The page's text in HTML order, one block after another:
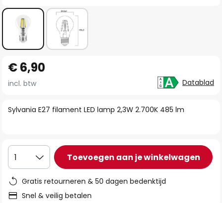
naar
het
van
gallerij
Sylvania E27 filament LED lamp 2,3W 2.700K 485 lm
€ 6,90
incl. btw Datablad
1 Toevoegen aan je winkelwagen
Gratis retourneren & 50 dagen bedenktijd
Snel & veilig betalen